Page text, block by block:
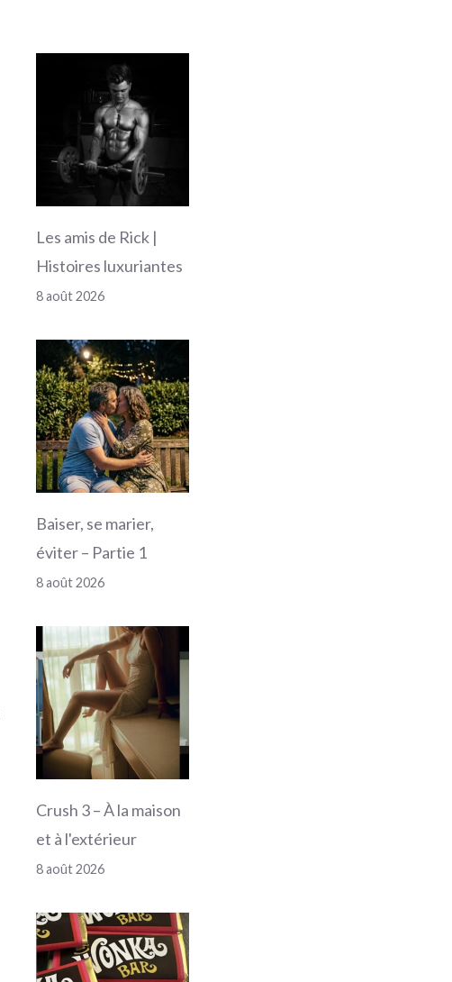
Les amis de Rick |
Histoires luxuriantes
8 août 2026
Baiser, se marier,
éviter – Partie 1
8 août 2026
Crush 3 – À la maison
et à l'extérieur
8 août 2026